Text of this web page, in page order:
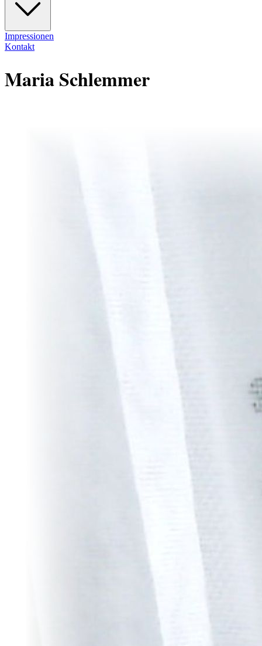
Impressionen
Kontakt
Maria Schlemmer